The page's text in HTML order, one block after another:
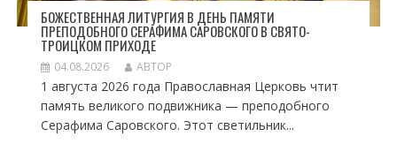
БОЖЕСТВЕННАЯ ЛИТУРГИЯ В ДЕНЬ ПАМЯТИ
ПРЕПОДОБНОГО СЕРАФИМА САРОВСКОГО В СВЯТО-
ТРОИЦКОМ ПРИХОДЕ
04.08.2026 АВТОР
1 августа 2026 года Православная Церковь чтит
память великого подвижника — преподобного
Серафима Саровского. Этот светильник...